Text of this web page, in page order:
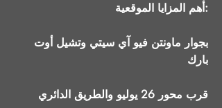
أهم المزايا الموقعية:
بجوار ماونتن فيو آي سيتي وتشيل أوت
بارك
قرب محور 26 يوليو والطريق الدائري